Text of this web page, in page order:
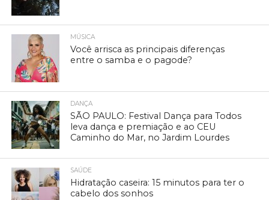
MÚSICA
Você arrisca as principais diferenças
entre o samba e o pagode?
DANÇA
SÃO PAULO: Festival Dança para Todos
leva dança e premiação e ao CEU
Caminho do Mar, no Jardim Lourdes
SAÚDE
Hidratação caseira: 15 minutos para ter o
cabelo dos sonhos